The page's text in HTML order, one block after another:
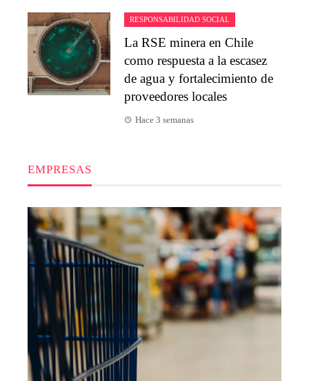
RESPONSABILIDAD SOCIAL
La RSE minera en Chile
como respuesta a la escasez
de agua y fortalecimiento de
proveedores locales
Hace 3 semanas
EMPRESAS